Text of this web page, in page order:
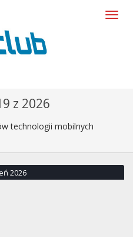
z 2026
technologii mobilnych
2026